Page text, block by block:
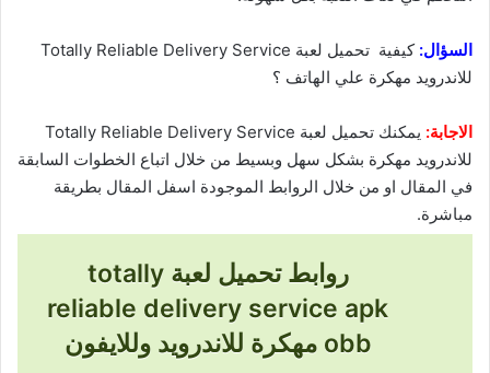
السؤال:
كيفية تحميل لعبة Totally Reliable Delivery Service
للاندرويد مهكرة علي الهاتف ؟
الاجابة:
يمكنك تحميل لعبة Totally Reliable Delivery Service
للاندرويد مهكرة بشكل سهل وبسيط من خلال اتباع الخطوات السابقة
في المقال او من خلال الروابط الموجودة اسفل المقال بطريقة
مباشرة.
روابط تحميل لعبة totally
reliable delivery service apk
obb مهكرة للاندرويد وللايفون